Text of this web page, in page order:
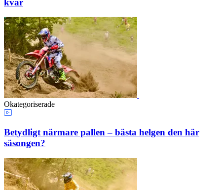
Okategoriserade
Betydligt närmare pallen – bästa helgen den här
säsongen?